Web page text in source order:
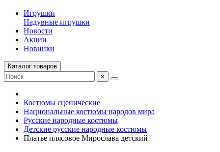
Игрушки
Надувные игрушки
Новости
Акции
Новинки
Каталог товаров
×
Костюмы сценические
Национальные костюмы народов мира
Русские народные костюмы
Детские русские народные костюмы
Платье плясовое Мирослава детский